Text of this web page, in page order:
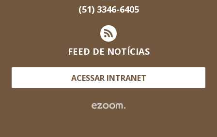
(51) 3346-6405
FEED DE NOTÍCIAS
ACESSAR INTRANET